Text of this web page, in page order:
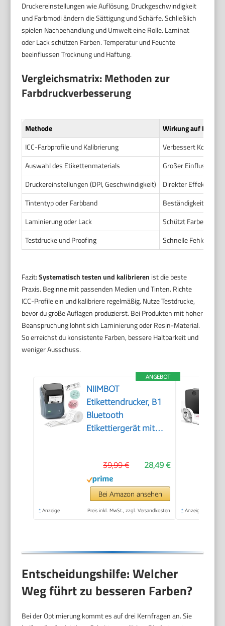
Druckereinstellungen wie Auflösung, Druckgeschwindigkeit
und Farbmodi ändern die Sättigung und Schärfe. Schließlich
spielen Nachbehandlung und Umwelt eine Rolle. Laminat
oder Lack schützen Farben. Temperatur und Feuchte
beeinflussen Trocknung und Haftung.
Vergleichsmatrix: Methoden zur
Farbdruckverbesserung
Methode
Wirkung auf
ICC-Farbprofile und Kalibrierung
Verbessert
Auswahl des Etikettenmaterials
Großer Einfluss auf
Druckereinstellungen (DPI, Geschwindigkeit)
Direkter Effekt auf
Tintentyp oder Farbband
Beständigkeit und
Laminierung oder Lack
Schützt Farben vor
Testdrucke und Proofing
Schnelle
Fazit:Systematisch testen und kalibrieren ist die beste
Praxis. Beginne mit passenden Medien und Tinten. Richte
ICC-Profile ein und kalibriere regelmäßig. Nutze Testdrucke,
bevor du große Auflagen produzierst. Bei Produkten mit hoher
Beanspruchung lohnt sich Laminierung oder Resin-Material.
So erreichst du konsistente Farben, bessere Haltbarkeit und
weniger Ausschuss.
ANGEBOT
NIIMBOT
Etikettendrucker, B1
Bluetooth
Etikettiergerät mit
Aufkleber Druckgröße
20-50 mm
Kompatibel mit iOS
und Android für
28,49 €
39,99 €
Bei Amazon ansehen
* Anzeige Preis inkl. MwSt., zzgl. Versandkosten * Anzeige
Entscheidungshilfe: Welcher
Weg führt zu besseren Farben?
Bei der Optimierung kommt es auf drei Kernfragen an. Sie